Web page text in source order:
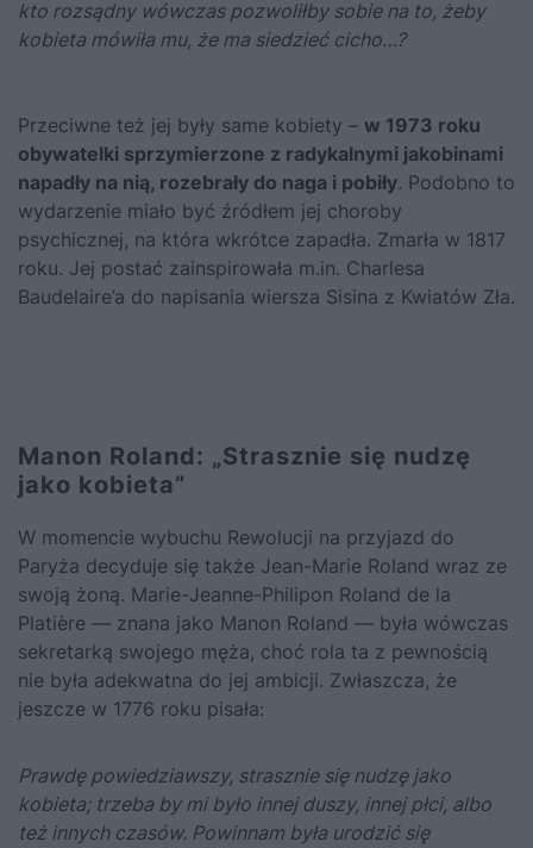
kto rozsądny wówczas pozwoliłby sobie na to, żeby
kobieta mówiła mu, że ma siedzieć cicho…?
Przeciwne też jej były same kobiety – w 1973 roku
obywatelki sprzymierzone z radykalnymi jakobinami
napadły na nią, rozebrały do naga i pobiły. Podobno to
wydarzenie miało być źródłem jej choroby
psychicznej, na która wkrótce zapadła. Zmarła w 1817
roku. Jej postać zainspirowała m.in. Charlesa
Baudelaire’a do napisania wiersza Sisina z Kwiatów Zła.
Manon Roland: „Strasznie się nudzę
jako kobieta”
W momencie wybuchu Rewolucji na przyjazd do
Paryża decyduje się także Jean-Marie Roland wraz ze
swoją żoną. Marie-Jeanne-Philipon Roland de la
Platière — znana jako Manon Roland — była wówczas
sekretarką swojego męża, choć rola ta z pewnością
nie była adekwatna do jej ambicji. Zwłaszcza, że
jeszcze w 1776 roku pisała:
Prawdę powiedziawszy, strasznie się nudzę jako
kobieta; trzeba by mi było innej duszy, innej płci, albo
też innych czasów. Powinnam była urodzić się